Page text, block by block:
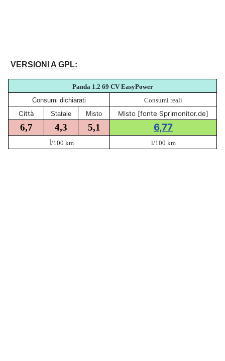
VERSIONI A GPL:
Panda 1.2 69 CV EasyPower
Consumi dichiarati
Consumi reali
Città Statale Misto Misto [fonte Sprimonitor.de]
6,7 4,3 5,1 6,77
l/100 km l/100 km